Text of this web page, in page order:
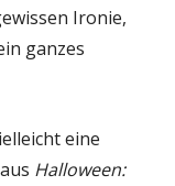
Ironie,
ganzes
eine
Halloween: